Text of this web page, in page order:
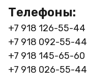
Телефоны:
+7 918 126-55-44
+7 918 092-55-44
+7 918 145-65-60
+7 918 026-55-44